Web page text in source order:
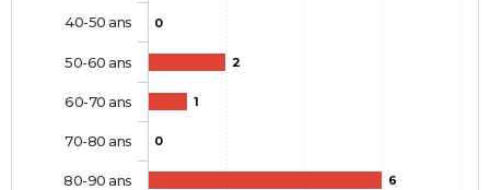
0
2
1
0
6
40-50 ans
50-60 ans
60-70 ans
70-80 ans
80-90 ans